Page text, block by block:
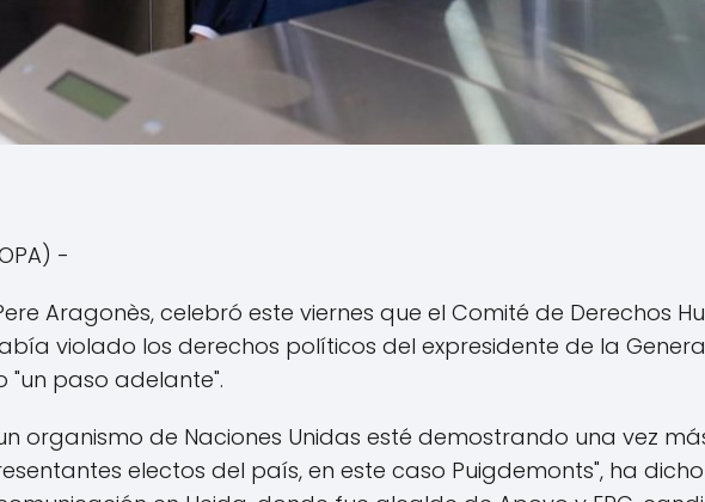
-
Aragonès, celebró este viernes que el Comité de Derechos
violado los derechos políticos del expresidente de la
"un paso adelante".
organismo de Naciones Unidas esté demostrando una vez
electos del país, en este caso Puigdemonts", ha